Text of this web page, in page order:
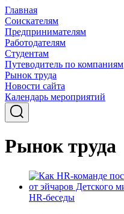
Главная
Соискателям
Предпринимателям
Работодателям
Студентам
Путеводитель по компаниям
Рынок труда
Новости сайта
Календарь мероприятий
Рынок труда
HR-беседы